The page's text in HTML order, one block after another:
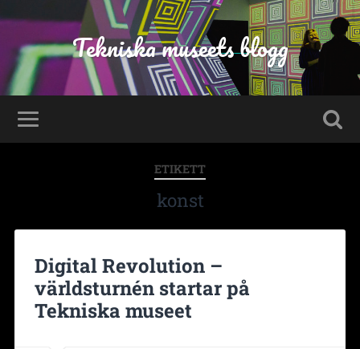
Tekniska museets blogg
ETIKETT
konst
Digital Revolution –
världsturnén startar på
Tekniska museet